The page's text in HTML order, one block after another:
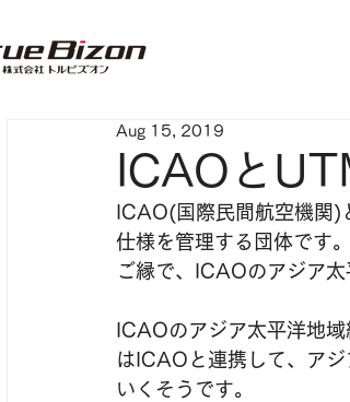
ICAOと
Aug 15, 2019
ICAO(国際民間航空機関)
仕様を管理する団体です
ご縁で、ICAOのアジア太
ICAOのアジア太平洋地
はICAOと連携して、ア
いくそうです。